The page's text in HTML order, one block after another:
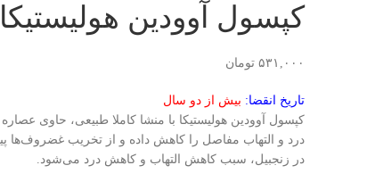
کپسول آوودین هولیستیکا ۳۲ عدد
۵۳۱,۰۰۰ تومان
تاریخ انقضا: بیش از دو سال
کپسول آوودین هولیستیکا با منشا کاملا طبیعی، حاوی عصاره
درد و التهاب مفاصل را کاهش داده و از تخریب غضروف‌ها
در زنجبیل، سبب کاهش التهاب و کاهش درد می‌شود.